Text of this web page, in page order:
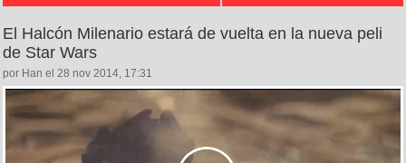
El Halcón Milenario estará de vuelta en la nueva peli
de Star Wars
por Han el 28 nov 2014, 17:31